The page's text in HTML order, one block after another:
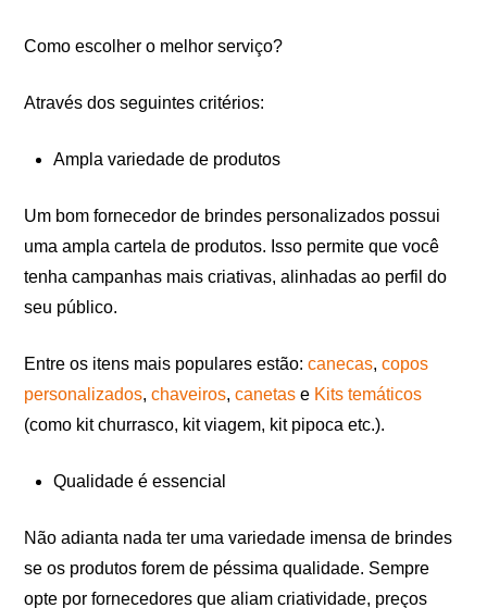
Como escolher o melhor serviço?
Através dos seguintes critérios:
Ampla variedade de produtos
Um bom fornecedor de brindes personalizados possui
uma ampla cartela de produtos. Isso permite que você
tenha campanhas mais criativas, alinhadas ao perfil do
seu público.
Entre os itens mais populares estão:canecas,copos
personalizados,chaveiros,canetas e Kits temáticos
(como kit churrasco, kit viagem, kit pipoca etc.).
Qualidade é essencial
Não adianta nada ter uma variedade imensa de brindes
se os produtos forem de péssima qualidade. Sempre
opte por fornecedores que aliam criatividade, preços